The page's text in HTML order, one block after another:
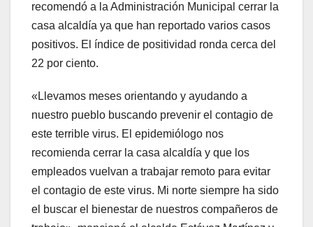
recomendó a la Administración Municipal cerrar la
casa alcaldía ya que han reportado varios casos
positivos. El índice de positividad ronda cerca del
22 por ciento.
«Llevamos meses orientando y ayudando a
nuestro pueblo buscando prevenir el contagio de
este terrible virus. El epidemiólogo nos
recomienda cerrar la casa alcaldía y que los
empleados vuelvan a trabajar remoto para evitar
el contagio de este virus. Mi norte siempre ha sido
el buscar el bienestar de nuestros compañeros de